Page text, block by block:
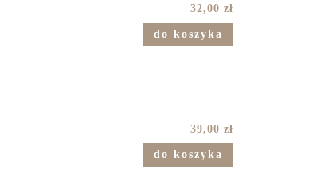
32,00 zł
do koszyka
39,00 zł
do koszyka